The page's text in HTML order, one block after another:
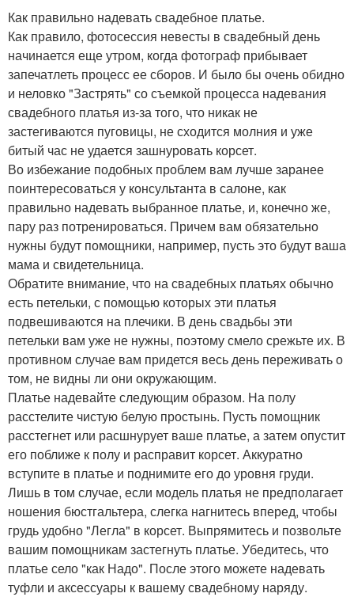
Как правильно надевать свадебное платье.
Как правило, фотосессия невесты в свадебный день
начинается еще утром, когда фотограф прибывает
запечатлеть процесс ее сборов. И было бы очень обидно
и неловко "Застрять" со съемкой процесса надевания
свадебного платья из-за того, что никак не
застегиваются пуговицы, не сходится молния и уже
битый час не удается зашнуровать корсет.
Во избежание подобных проблем вам лучше заранее
поинтересоваться у консультанта в салоне, как
правильно надевать выбранное платье, и, конечно же,
пару раз потренироваться. Причем вам обязательно
нужны будут помощники, например, пусть это будут ваша
мама и свидетельница.
Обратите внимание, что на свадебных платьях обычно
есть петельки, с помощью которых эти платья
подвешиваются на плечики. В день свадьбы эти
петельки вам уже не нужны, поэтому смело срежьте их. В
противном случае вам придется весь день переживать о
том, не видны ли они окружающим.
Платье надевайте следующим образом. На полу
расстелите чистую белую простынь. Пусть помощник
расстегнет или расшнурует ваше платье, а затем опустит
его поближе к полу и расправит корсет. Аккуратно
вступите в платье и поднимите его до уровня груди.
Лишь в том случае, если модель платья не предполагает
ношения бюстгальтера, слегка нагнитесь вперед, чтобы
грудь удобно "Легла" в корсет. Выпрямитесь и позвольте
вашим помощникам застегнуть платье. Убедитесь, что
платье село "как Надо". После этого можете надевать
туфли и аксессуары к вашему свадебному наряду.